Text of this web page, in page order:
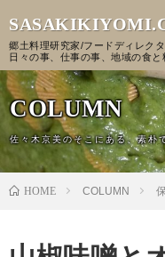
郷土料理研究家/フードディレク
日々の事、仕事の事、地域の食と
COLUMN
佐々木京美のそこにある、素朴
HOME COLUMN